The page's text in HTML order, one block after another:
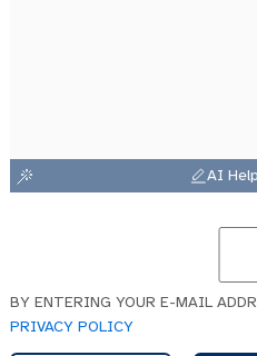
AI
BY ENTERING YOUR E-MAIL
PRIVACY POLICY